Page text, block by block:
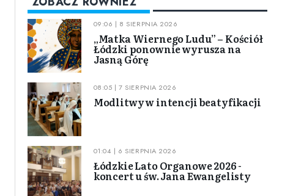
09:06 | 8 SIERPNIA 2026
„Matka Wiernego Ludu” – Kościół
Łódzki ponownie wyrusza na
Jasną Górę
08:05 | 7 SIERPNIA 2026
Modlitwy w intencji beatyfikacji
01:04 | 6 SIERPNIA 2026
Łódzkie Lato Organowe 2026 -
koncert u św. Jana Ewangelisty